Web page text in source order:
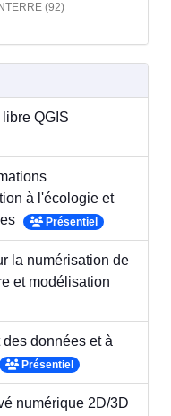
(92)
QGIS
à l'écologie et
Présentiel
la numérisation de
et modélisation
données et à
Présentiel
numérique 2D/3D